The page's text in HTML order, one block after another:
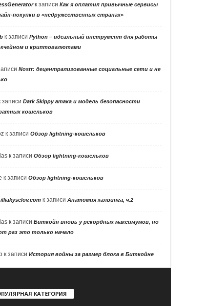
к записиКак я оплатил привычные сервисы
покупки в «недружественных странах»
к записиPython – идеальный инструмент для работы
и криптовалютами
Nostr: децентрализованные социальные сети и не
записиDark Skippy атака и модель безопасности
кошельков
к записиОбзор lightning-кошельков
к записиОбзор lightning-кошельков
к записиОбзор lightning-кошельков
к записиАнатомия халвинга, ч.2
к записиБиткойн вновь у рекордных максимумов, но
раз это только начало
к записиИстория войны за размер блока в Биткойне
КАТЕГОРИЯ